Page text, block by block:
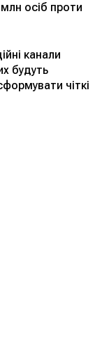
осіб проти
канали
будуть
чіткі